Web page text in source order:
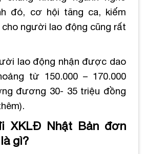
đó, cơ hội tăng ca, kiếm
người lao động cũng rất
lao động nhận được dao
từ 150.000 – 170.000
đương 30- 35 triệu đồng
XKLĐ Nhật Bản đơn
gì?